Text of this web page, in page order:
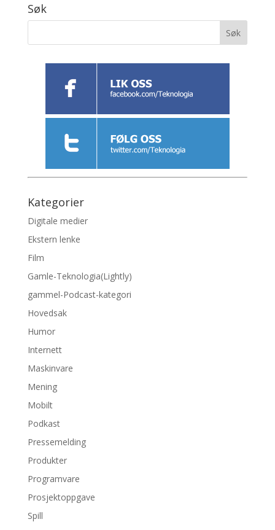
Søk
Kategorier
Digitale medier
Ekstern lenke
Film
Gamle-Teknologia(Lightly)
gammel-Podcast-kategori
Hovedsak
Humor
Internett
Maskinvare
Mening
Mobilt
Podkast
Pressemelding
Produkter
Programvare
Prosjektoppgave
Spill